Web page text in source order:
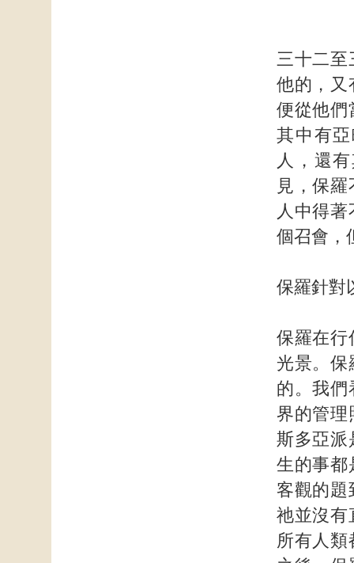
三十二至
他的，又
便從他們
其中有
人，還
見，保
人中得
個召會，
保羅針對
保羅在行
光景。保
的。我們
界的管理
斯多亞派
生的事都
客觀的題
祂並沒有
所有人